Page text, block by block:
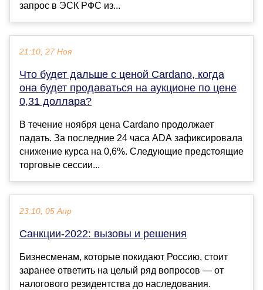
запрос в ЭСК РФС из...
21:10, 27 Ноя
Что будет дальше с ценой Cardano, когда
она будет продаваться на аукционе по цене
0,31 доллара?
В течение ноября цена Cardano продолжает
падать. За последние 24 часа ADA зафиксировала
снижение курса на 0,6%. Следующие предстоящие
торговые сессии...
23:10, 05 Апр
Санкции-2022: вызовы и решения
Бизнесменам, которые покидают Россию, стоит
заранее ответить на целый ряд вопросов — от
налогового резидентства до наследования.